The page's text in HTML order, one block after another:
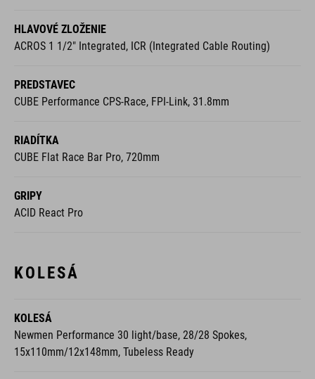
HLAVOVÉ ZLOŽENIE
ACROS 1 1/2" Integrated, ICR (Integrated Cable Routing)
PREDSTAVEC
CUBE Performance CPS-Race, FPI-Link, 31.8mm
RIADÍTKA
CUBE Flat Race Bar Pro, 720mm
GRIPY
ACID React Pro
KOLESÁ
KOLESÁ
Newmen Performance 30 light/base, 28/28 Spokes,
15x110mm/12x148mm, Tubeless Ready